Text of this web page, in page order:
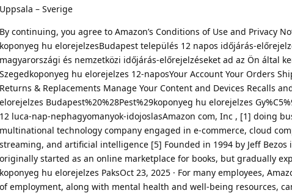
Uppsala – Sverige
By continuing, you agree to Amazon’s Conditions of Use and Privacy
koponyeg hu elorejelzesBudapest település 12 napos időjárás-
magyarországi és nemzetközi időjárás-előrejelzéseket ad az Ön által
Szegedkoponyeg hu elorejelzes 12-naposYour Account Your Orders
Returns & Replacements Manage Your Content and Devices Recalls
elorejelzes Budapest%20%28Pest%29koponyeg hu elorejelzes
12 luca-nap-nephagyomanyok-idojoslasAmazon com, Inc , [1] doing
multinational technology company engaged in e-commerce, cloud
streaming, and artificial intelligence [5] Founded in 1994 by Jeff
originally started as an online marketplace for books, but gradually
koponyeg hu elorejelzes PaksOct 23, 2025 · For many employees,
of employment, along with mental health and well-being resources,